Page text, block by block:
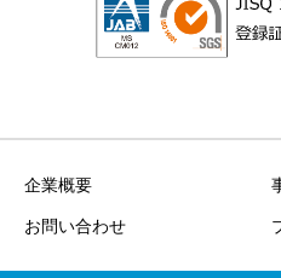
企業概要
お問い合わせ